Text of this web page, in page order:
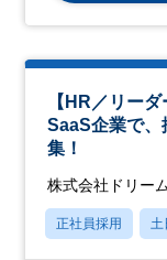
【HR／リー
SaaS企業で、
集！
株式会社ドリー
正社員採用 土